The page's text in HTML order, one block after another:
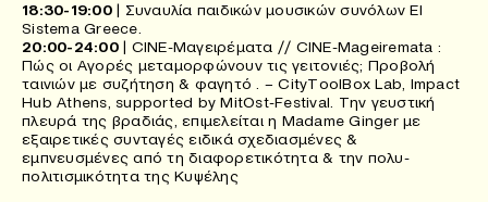
18:30-19:00| Συναυλία παιδικών μουσικών συνόλων El
Sistema Greece.
20:00-24:00| CINE-Mαγειρέματα // CINE-Mageiremata :
Πώς οι Αγορές μεταμορφώνουν τις γειτονιές; Προβολή
ταινιών με συζήτηση & φαγητό . – CityToolBox Lab, Impact
Hub Athens, supported by MitOst-Festival. Την γευστική
πλευρά της βραδιάς, επιμελείται η Madame Ginger με
εξαιρετικές συνταγές ειδικά σχεδιασμένες &
εμπνευσμένες από τη διαφορετικότητα & την πολυ-
πολιτισμικότητα της Κυψέλης